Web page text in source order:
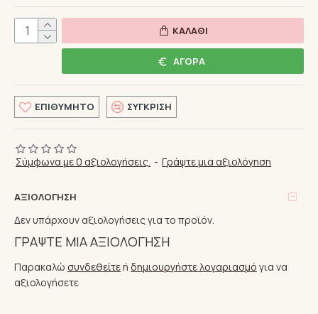
Σύμφωνα με 0 αξιολογήσεις. - Γράψτε μια αξιολόγηση
ΚΑΛΆΘΙ
ΑΓΟΡΆ
ΕΠΙΘΥΜΗΤΌ ΣΎΓΚΡΙΣΗ
ΑΞΙΟΛΌΓΗΣΗ
Δεν υπάρχουν αξιολογήσεις για το προϊόν.
ΓΡΆΨΤΕ ΜΙΑ ΑΞΙΟΛΌΓΗΣΗ
Παρακαλώ συνδεθείτεή δημιουργήστε λογαριασμό για να
αξιολογήσετε